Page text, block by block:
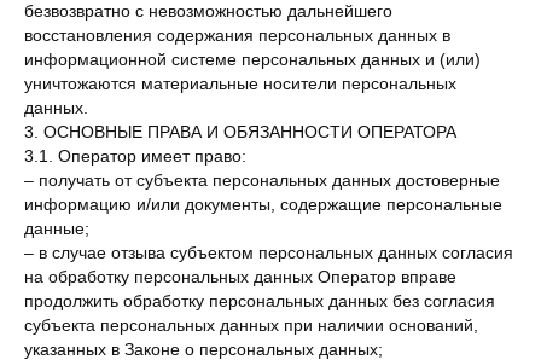
безвозвратно с невозможностью дальнейшего
восстановления содержания персональных данных в
информационной системе персональных данных и (или)
уничтожаются материальные носители персональных
данных.
3. ОСНОВНЫЕ ПРАВА И ОБЯЗАННОСТИ ОПЕРАТОРА
3.1. Оператор имеет право:
– получать от субъекта персональных данных достоверные
информацию и/или документы, содержащие персональные
данные;
– в случае отзыва субъектом персональных данных согласия
на обработку персональных данных Оператор вправе
продолжить обработку персональных данных без согласия
субъекта персональных данных при наличии оснований,
указанных в Законе о персональных данных;